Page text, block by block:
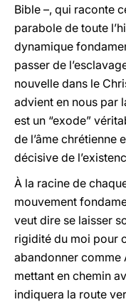
Bible –, qui raconte
parabole de toute
dynamique
passer de
nouvelle dans le
advient en nous par
est un “exode”
de l’âme chrétienne
décisive de
À la racine de
mouvement
veut dire se laisser
rigidité du moi pour
abandonner comme
mettant en chemin
indiquera la route